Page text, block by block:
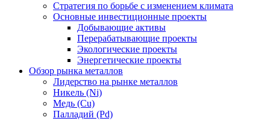
Стратегия по борьбе с изменением климата
Основные инвестиционные проекты
Добывающие активы
Перерабатывающие проекты
Экологические проекты
Энергетические проекты
Обзор рынка металлов
Лидерство на рынке металлов
Никель (Ni)
Медь (Cu)
Палладий (Pd)